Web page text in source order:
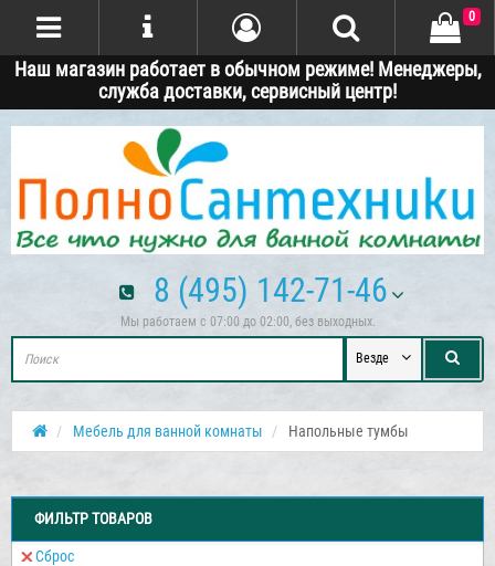
Наш магазин работает в обычном режиме! Менеджеры,
служба доставки, сервисный центр!
8 (495) 142-71-46
Мы работаем с 07:00 до 02:00, без выходных.
Везде
0
Мебель для ванной комнаты Напольные тумбы
ФИЛЬТР ТОВАРОВ
Сброс